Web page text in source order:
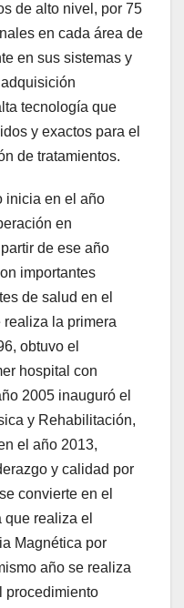
de alto nivel, por 75
en cada área de
en sus sistemas y
tecnología que
y exactos para el
de tratamientos.
inicia en el año
en
de ese año
importantes
de salud en el
realiza la primera
obtuvo el
hospital con
2005 inauguró el
y Rehabilitación,
el año 2013,
y calidad por
convierte en el
realiza el
Magnética por
año se realiza
procedimiento